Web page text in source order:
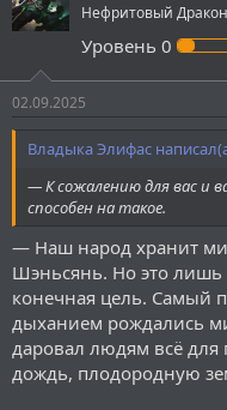
Нефритовый Дракон
Уровень 0
02.09.2025
Владыка Элифас
— К сожалению для вас и
способен на такое.
— Наш народ хранит
Шэньсянь. Но это лишь
конечная цель. Самый
дыханием рождались
даровал людям всё
дождь, плодородную